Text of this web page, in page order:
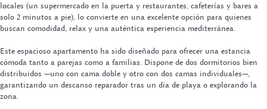
locales (un supermercado en la puerta y restaurantes, cafeterías y bares a
solo 2 minutos a pie), lo convierte en una excelente opción para quienes
buscan comodidad, relax y una auténtica experiencia mediterránea.
Este espacioso apartamento ha sido diseñado para ofrecer una estancia
cómoda tanto a parejas como a familias. Dispone de dos dormitorios bien
distribuidos —uno con cama doble y otro con dos camas individuales—,
garantizando un descanso reparador tras un día de playa o explorando la
zona.